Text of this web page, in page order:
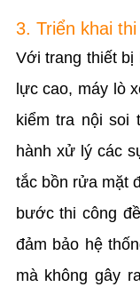
3. Triển khai
Với trang thiết
lực cao, máy lò
kiểm tra nội soi
hành xử lý các
tắc bồn rửa mặt
bước thi công
đảm bảo hệ
mà không gây